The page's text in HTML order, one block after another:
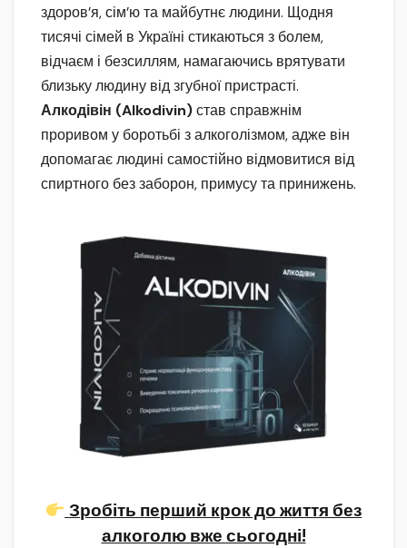
здоров’я, сім’ю та майбутнє людини. Щодня
тисячі сімей в Україні стикаються з болем,
відчаєм і безсиллям, намагаючись врятувати
близьку людину від згубної пристрасті.
Алкодівін (Alkodivin)став справжнім
проривом у боротьбі з алкоголізмом, адже він
допомагає людині самостійно відмовитися від
спиртного без заборон, примусу та принижень.
Зробіть перший крок до життя без
алкоголю вже сьогодні!